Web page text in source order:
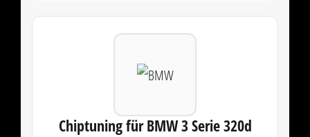
Chiptuning für BMW 3 Serie 320d